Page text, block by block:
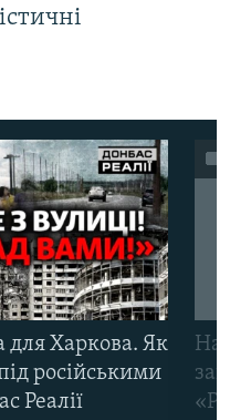
для Харкова. Як
російськими
Реалії